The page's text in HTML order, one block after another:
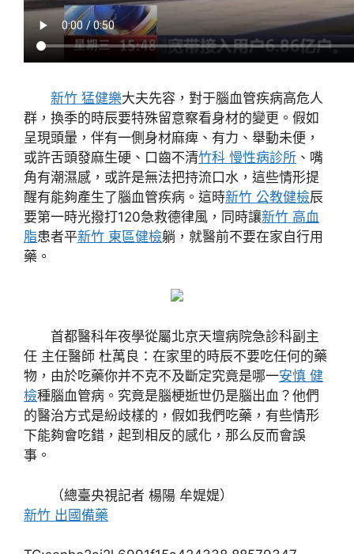
新竹 猛健樂大夫先容，對于腦血管疾病高危人
群，換季的時辰要特殊留意察看身材的變更。假如
呈現頭暈，伴有一側身材麻痺、有力、舉動未便，
或許舌頭發麻生硬、口齒不清竹科 慢性病診所 、嘴
角有潮濕感，或許是無法把持流口水，這些情形提
醒有能夠產生了腦血管疾病。這時新竹 公教健檢辰
要第一時光撥打120急救德律風，同時讓新竹 高血
脂患者平新竹 東區健檢躺，就醫前不要在家自行用
藥。
首都醫科年夜學從屬北京天壇病院急診科副主
任 主任醫師 杜萬良：在家里的時辰不要吃任何的藥
物，由於吃藥你并不克不及斷定究竟是哪一安慎 健
檢種腦血管病。究竟是腦梗逝世仍是腦出血？他們
的醫治方式是紛歧樣的，假如我們吃藥，有些情形
下能夠會吃錯，起到相反的感化，那么反而會誤
事。
（總臺央視記者 楊陽 牟媞媞）
新竹 出國備藥